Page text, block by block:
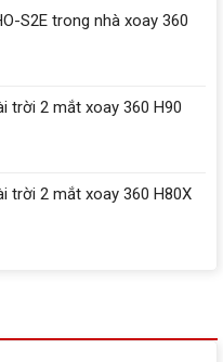
S2E trong nhà xoay 360
trời 2 mắt xoay 360 H90
trời 2 mắt xoay 360 H80X